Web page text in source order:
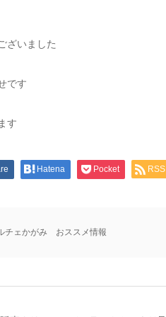
ざいました
です
す
Hatena Pocket RSS
チェかがみ おススメ情報